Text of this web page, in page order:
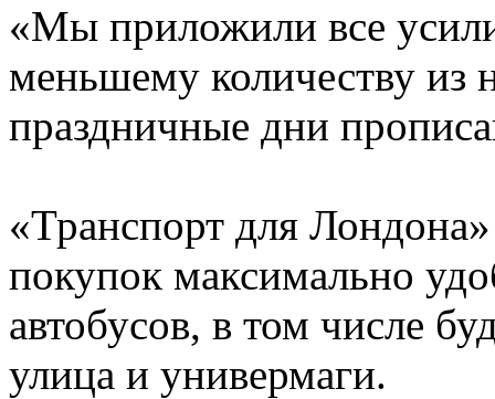
«Мы приложили все
меньшему количеству из
праздничные дни
«Транспорт для
покупок максимально
автобусов, в том числе
улица и универмаги.